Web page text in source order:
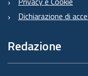
Dichiarazione di
Redazione